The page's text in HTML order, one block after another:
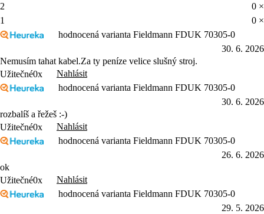
2
0 ×
1
0 ×
hodnocená varianta Fieldmann FDUK 70305-0
30. 6. 2026
Nemusím tahat kabel.Za ty peníze velice slušný stroj.
Užitečné0x
Nahlásit
hodnocená varianta Fieldmann FDUK 70305-0
30. 6. 2026
rozbalíš a řežeš :-)
Užitečné0x
Nahlásit
hodnocená varianta Fieldmann FDUK 70305-0
26. 6. 2026
ok
Užitečné0x
Nahlásit
hodnocená varianta Fieldmann FDUK 70305-0
29. 5. 2026